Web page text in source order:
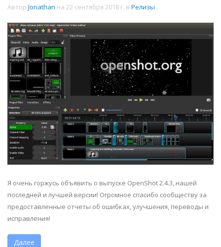
Автор Jonathan на 22 сентября 2018 г. в Релизы .
Я очень горжусь объявить о выпуске OpenShot 2.4.3, нашей
последней и лучшей версии! Огромное спасибо сообществу за
предоставленные отчеты об ошибках, улучшения, переводы и
исправления!
Далее